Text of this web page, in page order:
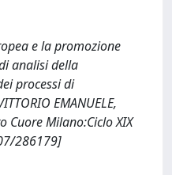
e la promozione
analisi della
processi di
EMANUELE,
Cuore Milano:Ciclo XIX
286179]